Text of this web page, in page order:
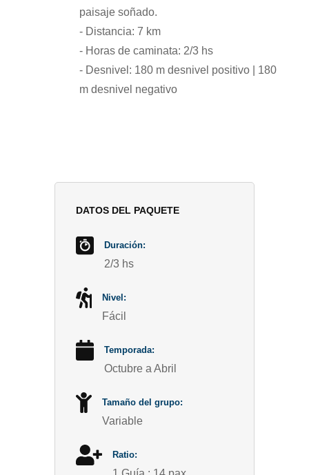
paisaje soñado.
- Distancia: 7 km
- Horas de caminata: 2/3 hs
- Desnivel: 180 m desnivel positivo | 180
m desnivel negativo
DATOS DEL PAQUETE
Duración:
2/3 hs
Nivel:
Fácil
Temporada:
Octubre a Abril
Tamaño del grupo:
Variable
Ratio: